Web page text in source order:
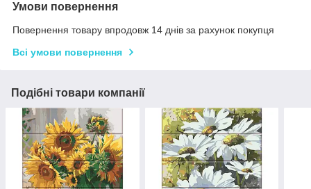
Умови повернення
Повернення товару впродовж 14 днів за рахунок покупця
Всі умови повернення
Подібні товари компанії